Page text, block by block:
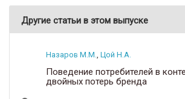
Другие статьи в этом выпуске
Назаров М.М. Цой Н.А.
Поведение потребителей в
двойных потерь бренда